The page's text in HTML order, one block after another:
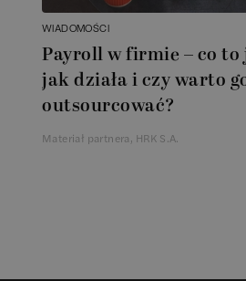
WIADOMOŚCI
Payroll w firmie – co to
jak działa i czy warto
outsourcować?
Materiał partnera, HRK S.A.